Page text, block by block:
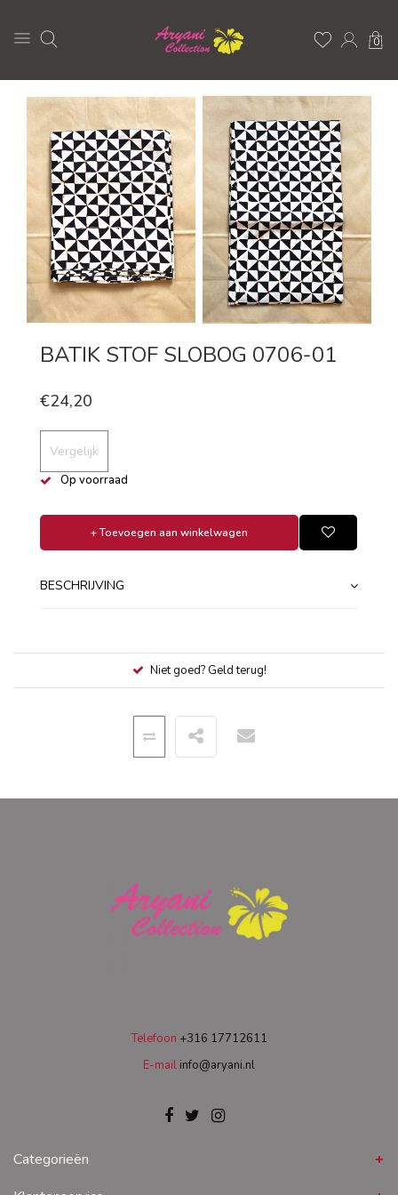
0
BATIK STOF SLOBOG 0706-01
€24,20
Vergelijk
Op voorraad
+ Toevoegen aan winkelwagen
BESCHRIJVING
Niet goed? Geld terug!
Telefoon +316 17712611
E-mail info@aryani.nl
Categorieën